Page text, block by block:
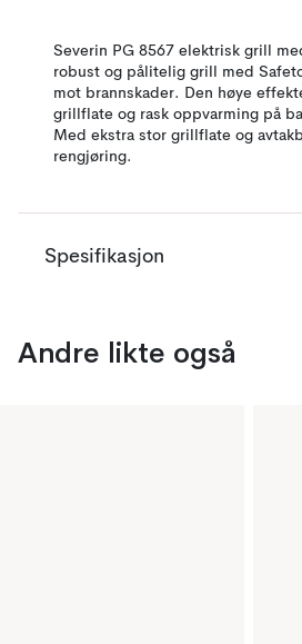
Severin PG 8567 elektrisk grill
robust og pålitelig grill med
mot brannskader. Den høye
grillflate og rask oppvarming på
Med ekstra stor grillflate og
rengjøring.
Spesifikasjon
Andre likte også